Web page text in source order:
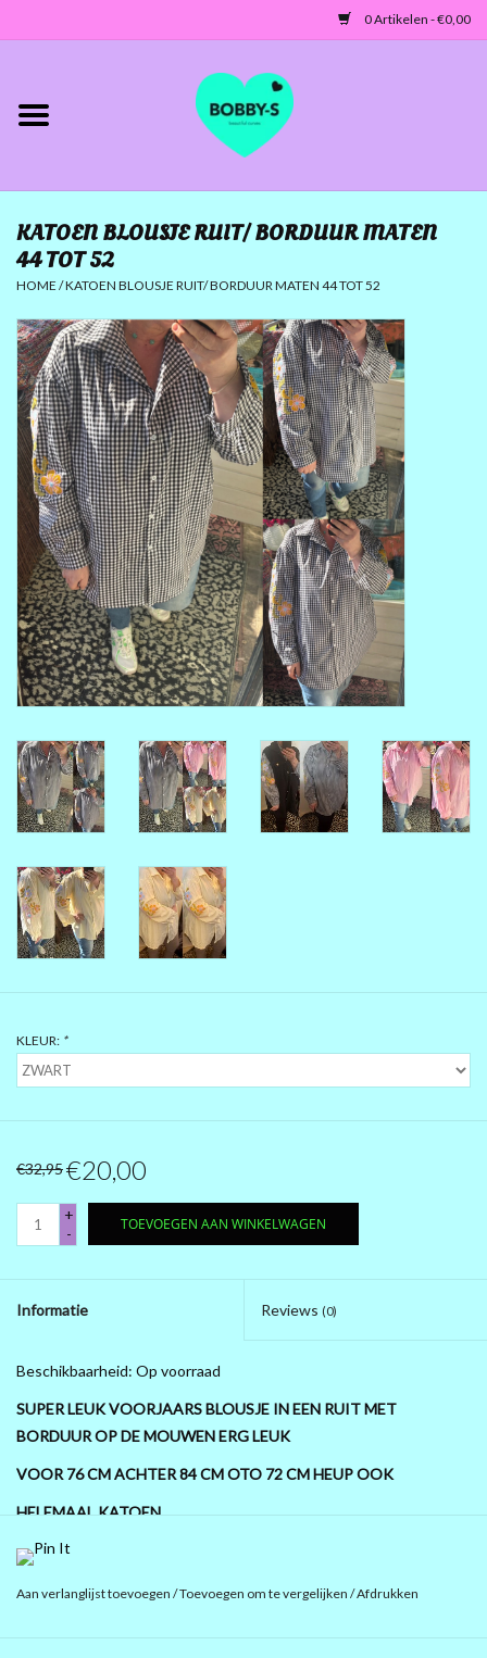
0 Artikelen - €0,00
Home
Tunieken/Tops
Truien-Vesten
Jurken-Broeken-Leggings
ACCESSOIRES
MATEN 42 TOT 46/48
MAAT 48-50
MAAT 50-52
MAAT 52-54
SUMMERSALE / OUTLET
HUISPAKKEN
FEESTCOLLECTIE
GLAMOUR GLITTER BLING
BLING
MAGNA KLEDING
10 EURO SHOP 10 EURO
KATOEN BLOUSJE RUIT/ BORDUUR MATEN
44 TOT 52
HOME /KATOEN BLOUSJE RUIT/ BORDUUR MATEN 44 TOT 52
KLEUR: *
€32,95€20,00
+
-
TOEVOEGEN AAN WINKELWAGEN
Informatie Reviews (0)
Beschikbaarheid: Op voorraad
SUPER LEUK VOORJAARS BLOUSJE IN EEN RUIT MET
BORDUUR OP DE MOUWEN ERG LEUK
VOOR 76 CM ACHTER 84 CM OTO 72 CM HEUP OOK
HELEMAAL KATOEN
Aan verlanglijst toevoegen /Toevoegen om te vergelijken /Afdrukken